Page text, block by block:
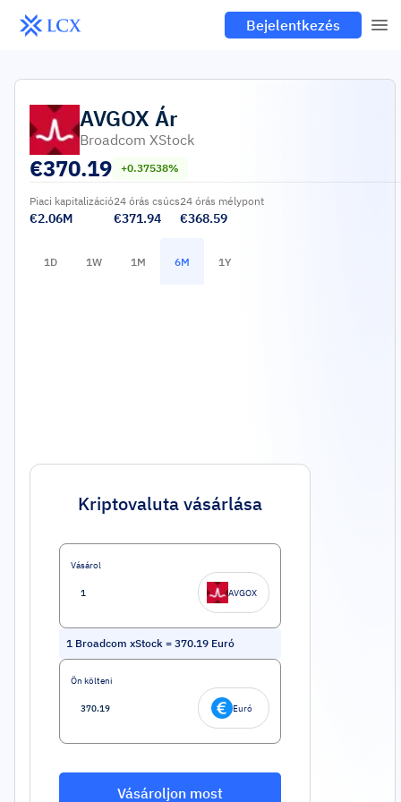
Bejelentkezés
AVGOX Ár
Broadcom XStock
€370.19 +0.37538%
Piaci kapitalizáció
€2.06M
24 órás csúcs
€371.94
24 órás mélypont
€368.59
1D 1W 1M 6M 1Y
Kriptovaluta vásárlása
Vásárol
AVGOX
1 Broadcom xStock = 370.19 Euró
Ön költeni
Euró
Vásároljon most